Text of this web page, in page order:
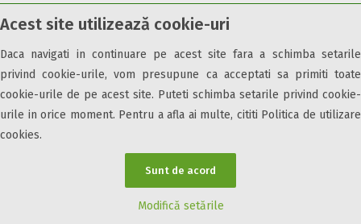
Acest site utilizează cookie-uri
Daca navigati in continuare pe acest site fara a schimba setarile
privind cookie-urile, vom presupune ca acceptati sa primiti toate
cookie-urile de pe acest site. Puteti schimba setarile privind cookie-
urile in orice moment. Pentru a afla ai multe, cititi Politica de utilizare
cookies.
Sunt de acord
Modifică setările
All inclusive
Pensiune completa
Demipensiune
Mic dejun
Accepta animale
Accepta voucher vacanta
Acces persoane cu dizabilități
Informații utile Parteneri Cazare7 Harta Cazare7